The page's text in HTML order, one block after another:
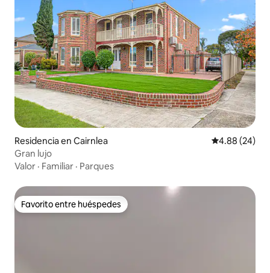
Residencia en Cairnlea Calificación
4.88 (24)
Gran lujo
Valor · Familiar · Parques
Favorito entre huéspedes
Favorito entre huéspedes